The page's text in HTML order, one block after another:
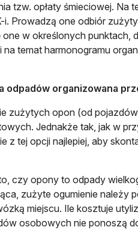
tzw. opłaty śmieciowej. Na
i. Prowadzą one odbiór
w określonych punktach,
temat harmonogramu
organizowana
zużytych opon (od
Jednakże tak, jak w
z tej opcji najlepiej, aby
czy opony to odpady
zużyte ogumienie należy
miejscu. Ile kosztuje
osobowych nie ponoszą